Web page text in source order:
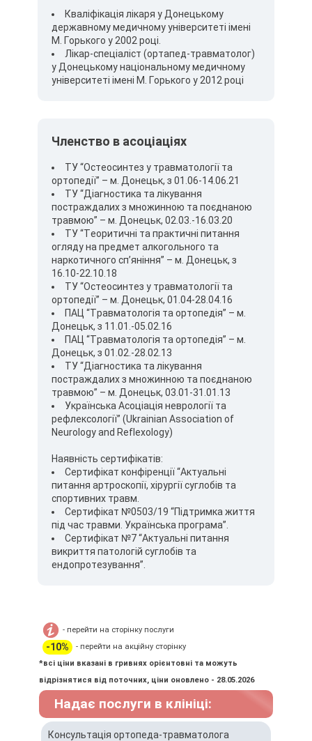
Кваліфікація лікаря у Донецькому
державному медичному університеті імені
М. Горького у 2002 році.
Лікар-спеціаліст (ортапед-травматолог)
у Донецькому національному медичному
університеті імені М. Горького у 2012 році
Членство в асоціаціях
ТУ “Остеосинтез у травматології та
ортопедії” – м. Донецьк, з 01.06-14.06.21
ТУ “Діагностика та лікування
постраждалих з множинною та поєднаною
травмою” – м. Донецьк, 02.03.-16.03.20
ТУ “Теоритичні та практичні питання
огляду на предмет алкогольного та
наркотичного сп’яніння” – м. Донецьк, з
16.10-22.10.18
ТУ “Остеосинтез у травматології та
ортопедії” – м. Донецьк, 01.04-28.04.16
ПАЦ “Травматологія та ортопедія” – м.
Донецьк, з 11.01.-05.02.16
ПАЦ “Травматологія та ортопедія” – м.
Донецьк, з 01.02.-28.02.13
ТУ “Діагностика та лікування
постраждалих з множинною та поєднаною
травмою” – м. Донецьк, 03.01-31.01.13
Українська Асоціація неврології та
рефлексології” (Ukrainian Association of
Neurology and Reflexology)
Наявність сертифікатів:
Сертифікат конфіренції “Актуальні
питання артроскопії, хірургії суглобів та
спортивних травм.
Сертифікат №0503/19 “Підтримка життя
під час травми. Українська програма”.
Сертифікат №7 “Актуальні питання
викриття патологій суглобів та
ендопротезування”.
- перейти на сторінку послуги
-10%
- перейти на акційну сторінку
*всі ціни вказані в гривнях орієнтовні та можуть
відрізнятися від поточних, ціни оновлено - 28.05.2026
Надає послуги в клініці:
Консультація ортопеда-травматолога